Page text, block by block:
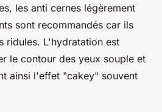
les anti cernes légèrement
sont recommandés car ils
ridules. L'hydratation est
le contour des yeux souple et
ainsi l'effet "cakey" souvent